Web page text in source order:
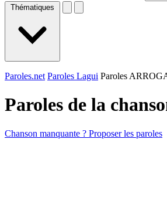
Thématiques
Paroles.net Paroles Lagui Paroles
Paroles de la
Chanson manquante ? Proposer les paroles